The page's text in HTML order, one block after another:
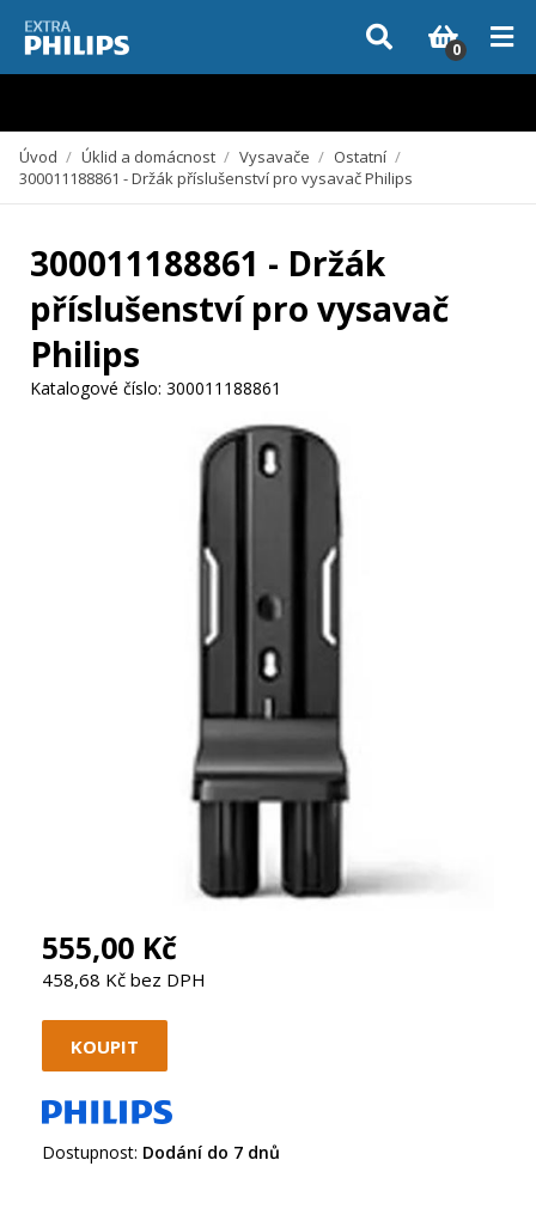
Vzhledem k aktuální situaci se může dodání dílů, které nejsou skladem,
zpozdit. Děkujeme za pochopení.
0
Úvod / Úklid a domácnost / Vysavače / Ostatní /
300011188861 - Držák příslušenství pro vysavač Philips
300011188861 - Držák
příslušenství pro vysavač
Philips
Katalogové číslo: 300011188861
555,00 Kč
458,68 Kč bez DPH
Dostupnost: Dodání do 7 dnů